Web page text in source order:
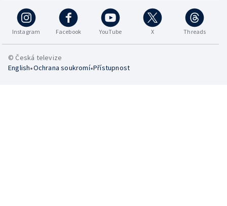
Instagram Facebook YouTube X Threads
© Česká televize
English•Ochrana soukromí•Přístupnost